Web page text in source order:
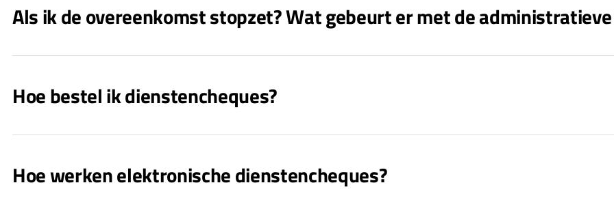
Als ik de overeenkomst stopzet? Wat gebeurt er met de
Hoe bestel ik dienstencheques?
Hoe werken elektronische dienstencheques?